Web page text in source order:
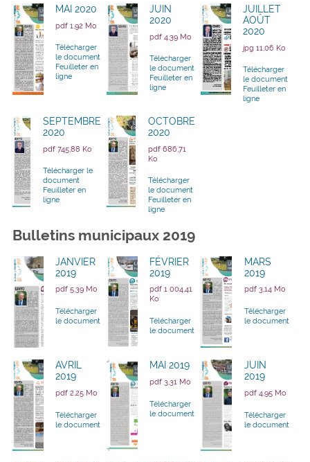
MAI 2020
pdf 1,92 Mo
Télécharger
le document
Feuilleter en
ligne
JUIN
2020
pdf 4,39 Mo
Télécharger
le document
Feuilleter en
ligne
JUILLET
AOÛT
2020
jpg 11,06 Ko
Télécharger
le document
Feuilleter en
ligne
SEPTEMBRE
2020
pdf 745,88 Ko
Télécharger le
document
Feuilleter en
ligne
OCTOBRE
2020
pdf 686,71
Ko
Télécharger
le document
Feuilleter en
ligne
Bulletins municipaux 2019
JANVIER
2019
pdf 5,39 Mo
Télécharger
le document
FÉVRIER
2019
pdf 1 004,41
Ko
Télécharger
le document
MARS
2019
pdf 3,14 Mo
Télécharger
le document
AVRIL
2019
pdf 2,25 Mo
Télécharger
le document
MAI 2019
pdf 3,31 Mo
Télécharger
le document
JUIN
2019
pdf 4,95 Mo
Télécharger
le document